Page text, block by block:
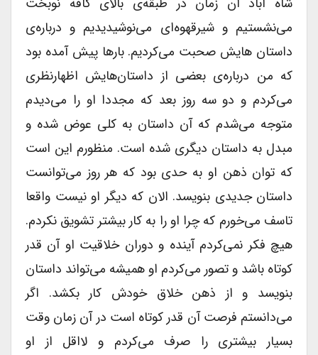
می‌نشستیم و شیرقهوه‌ای می‌نوشیدیدیم و درباره‌ی
داستان هایش صحبت می‌کردیم. بارها پیش آمده بود
که من درباره‌ی بعضی از داستان‌هایش اظهارنظری
می‌کردم و دو سه روز بعد که مجددا او را می‌دیدم
متوجه می‌شدم که آن داستان به کلی عوض شده و
مبدل به داستان دیگری شده است. منظورم این است
که توان ذهن او به حدی بود که هر روز می‌توانست
داستان جدیدی بنویسد. الان که دیگر او نیست واقعا
تاسف می‌خورم که چرا او را به کار بیشتر تشویق نکردم.
هیچ فکر نمی‌کردم آینده و دوران خلاقیت او آن قدر
کوتاه باشد و تصور می‌کردم او همیشه می‌تواند داستان
بنویسد و از ذهن خلاق خودش کار بکشد. اگر
می‌دانستم فرصت آن قدر کوتاه است در آن زمان وقت
بسیار بیشتری را صرف می‌کردم و لااقل از او